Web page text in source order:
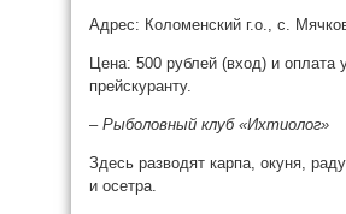
Адрес: Коломенский г.о., с.
Цена: 500 рублей (вход) и оплата
прейскуранту.
– Рыболовный клуб «Ихтиолог»
Здесь разводят карпа, окуня,
и осетра.